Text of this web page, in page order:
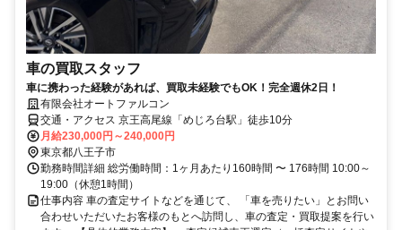
車の買取スタッフ
車に携わった経験があれば、買取未経験でもOK！完全週休2日！
有限会社オートファルコン
交通・アクセス 京王高尾線「めじろ台駅」徒歩10分
月給230,000円～240,000円
東京都八王子市
勤務時間詳細 総労働時間：1ヶ月あたり160時間 〜 176時間 10:00～
19:00（休憩1時間）
仕事内容 車の査定サイトなどを通じて、 「車を売りたい」とお問い
合わせいただいたお客様のもとへ訪問し、車の査定・買取提案を行い